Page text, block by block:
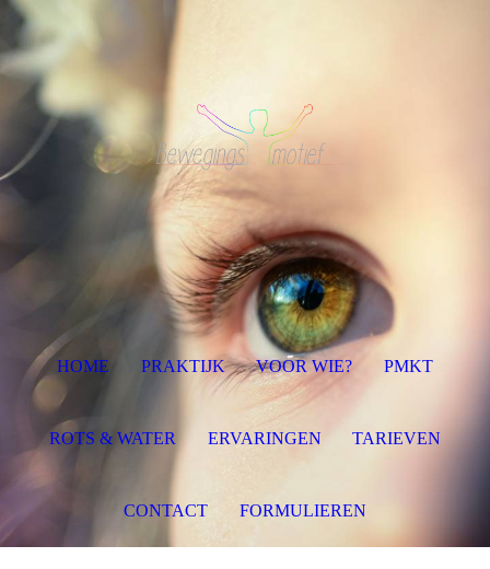
HOME PRAKTIJK VOOR WIE? PMKT
ROTS & WATER ERVARINGEN TARIEVEN
CONTACT FORMULIEREN